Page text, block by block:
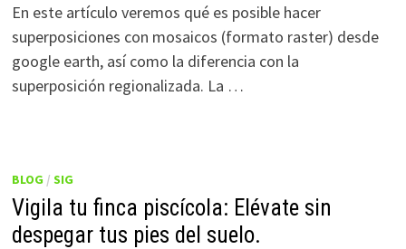
En este artículo veremos qué es posible hacer
superposiciones con mosaicos (formato raster) desde
google earth, así como la diferencia con la
superposición regionalizada. La …
BLOG / SIG
Vigila tu finca piscícola: Elévate sin
despegar tus pies del suelo.